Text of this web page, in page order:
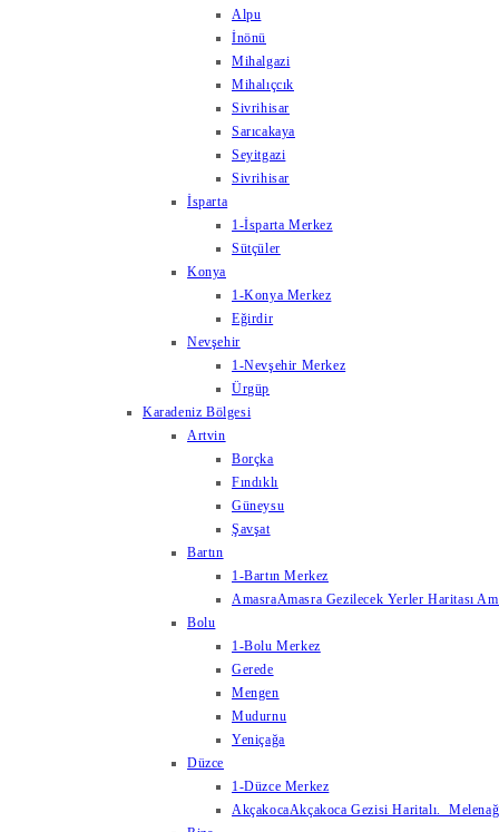
Alpu
İnönü
Mihalgazi
Mihalıçcık
Sivrihisar
Sarıcakaya
Seyitgazi
Sivrihisar
İsparta
1-İsparta Merkez
Sütçüler
Konya
1-Konya Merkez
Eğirdir
Nevşehir
1-Nevşehir Merkez
Ürgüp
Karadeniz Bölgesi
Artvin
Borçka
Fındıklı
Güneysu
Şavşat
Bartın
1-Bartın Merkez
AmasraAmasra Gezilecek Yerler Haritası
Bolu
1-Bolu Merkez
Gerede
Mengen
Mudurnu
Yeniçağa
Düzce
1-Düzce Merkez
AkçakocaAkçakoca Gezisi Haritalı.